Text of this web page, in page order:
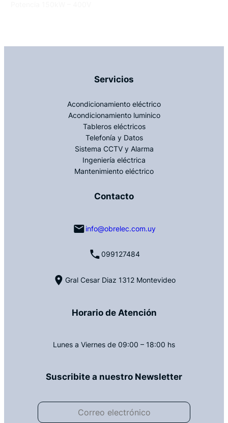
Servicios
Acondicionamiento eléctrico
Acondicionamiento luminico
Tableros eléctricos
Telefonía y Datos
Sistema CCTV y Alarma
Ingeniería eléctrica
Mantenimiento eléctrico
Contacto
info@obrelec.com.uy
099127484
Gral Cesar Diaz 1312 Montevideo
Horario de Atención
Lunes a Viernes de 09:00 – 18:00 hs
Suscribite a nuestro Newsletter